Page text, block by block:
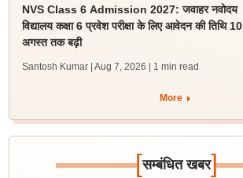
NVS Class 6 Admission 2027: जवाहर नवोदय
विद्यालय कक्षा 6 प्रवेश परीक्षा के लिए आवेदन की तिथि 10
अगस्त तक बढ़ी
Santosh Kumar | Aug 7, 2026 | 1 min read
More
[सम्बंधित खबर]